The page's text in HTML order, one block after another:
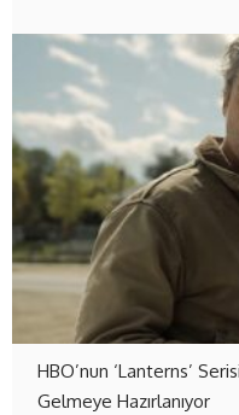
HBO’nun ‘Lanterns’
Gelmeye Hazırlanıyor